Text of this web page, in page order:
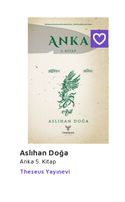
Aslıhan Doğa
Anka 5. Kitap
Theseus Yayınevi